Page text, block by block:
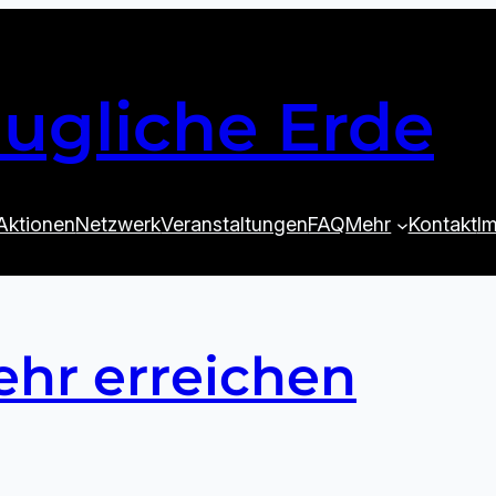
Erde
NetzwerkVeranstaltungenFAQMehr Kontakt
erreichen